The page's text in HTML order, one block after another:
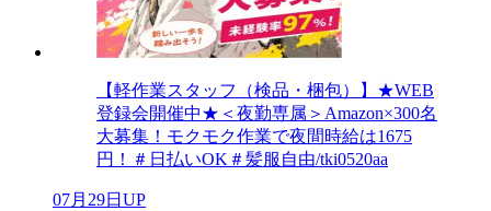
【軽作業スタッフ（検品・梱包）】★WEB
登録会開催中★＜夜勤専属＞Amazon×300名
大募集！モクモク作業で夜間時給は1675
円！＃日払いOK＃髪服自由/tki0520aa
07月29日UP